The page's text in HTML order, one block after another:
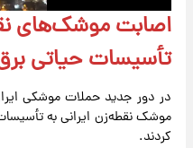
اصابت موشک‌های
تأسیسات حیاتی
در دور جدید حملات موشکی
موشک نقطه‌زن ایرانی به
کردند.